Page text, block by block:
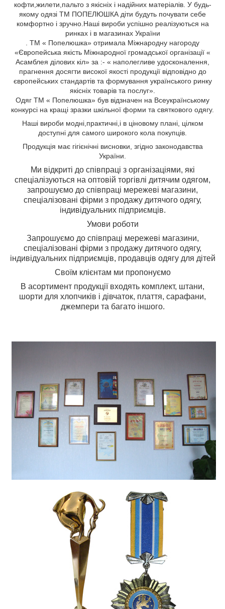
кофти,жилети,пальто з якісніх і надійних матеріалів. У будь-
якому одязі ТМ ПОПЕЛЮШКА діти будуть почувати себе
комфортно і зручно.Наші вироби успішно реалізуються на
ринках і в магазинах України
. ТМ « Попелюшка» отримала Міжнародну нагороду
«Європейська якість Міжнародної громадської організації «
Асамблея ділових кіл» за :- « наполегливе удосконалення,
прагнення досягти високої якості продукції відповідно до
європейських стандартів та формування українського ринку
якісніх товарів та послуг».
Одяг ТМ « Попелюшка» був відзначен на Всеукраїнському
конкурсі на кращі зразки шкільної форми та святкового одягу.
Наші вироби модні, практичні, ів ціновому плані, цілком
доступні для самого широкого кола покупців.
Продукція має гігієнічні висновки, згідно законодавства
України.
Ми відкриті до співпраці з організаціями, які
спеціалізуються на оптовій торгівлі дитячим одягом,
запрошуємо до співпраці мережеві магазини,
спеціалізовані фірми з продажу дитячого одягу,
індивідуальних підприємців.
Умови роботи
Запрошуємо до співпраці мережеві магазини,
спеціалізовані фірми з продажу дитячого одягу,
індивідуальних підприємців, продавців одягу для дітей
Своїм клієнтам ми пропонуємо
В асортимент продукції входять комплект, штани,
шорти для хлопчиків і дівчаток, плаття, сарафани,
джемпери та багато іншого.